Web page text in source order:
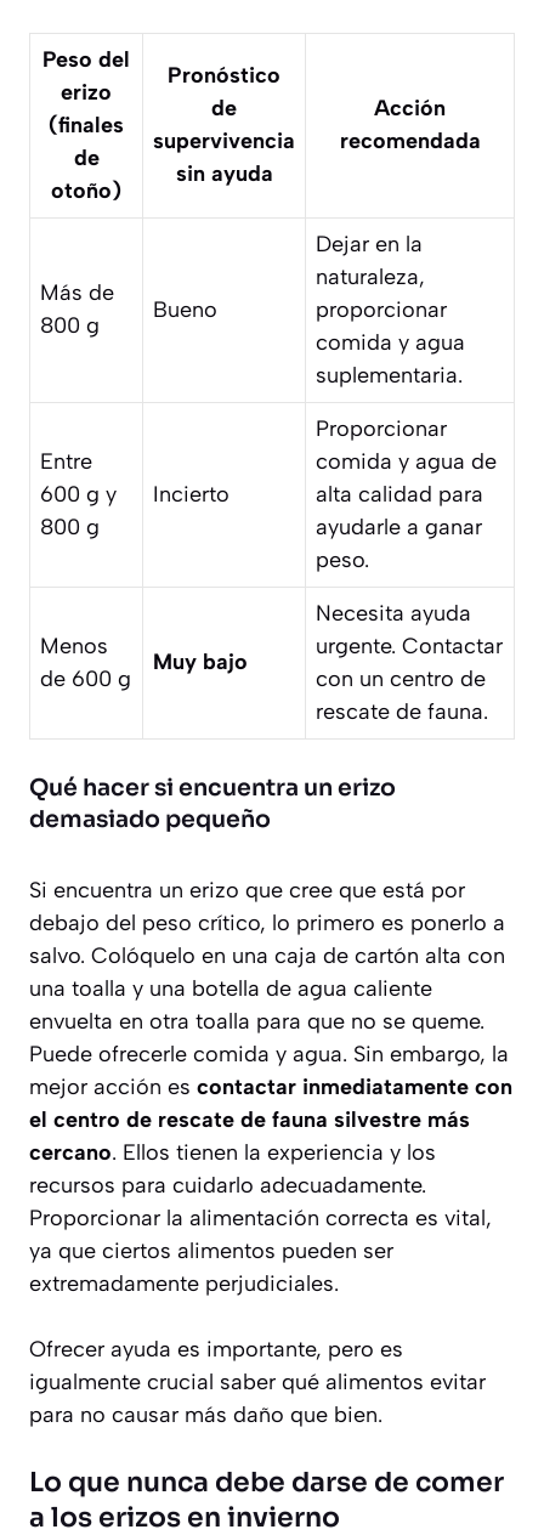
Peso del
erizo
(finales
de
otoño)
Pronóstico
de
supervivencia
sin ayuda
Acción
recomendada
Más de
800 g
Bueno
Dejar en la
naturaleza,
proporcionar
comida y agua
suplementaria.
Entre
600 g y
800 g
Incierto
Proporcionar
comida y agua de
alta calidad para
ayudarle a ganar
peso.
Menos
de 600 g
Muy bajo
Necesita ayuda
urgente. Contactar
con un centro de
rescate de fauna.
Qué hacer si encuentra un erizo
demasiado pequeño
Si encuentra un erizo que cree que está por
debajo del peso crítico, lo primero es ponerlo a
salvo. Colóquelo en una caja de cartón alta con
una toalla y una botella de agua caliente
envuelta en otra toalla para que no se queme.
Puede ofrecerle comida y agua. Sin embargo, la
mejor acción es contactar inmediatamente con
el centro de rescate de fauna silvestre más
cercano. Ellos tienen la experiencia y los
recursos para cuidarlo adecuadamente.
Proporcionar la alimentación correcta es vital,
ya que ciertos alimentos pueden ser
extremadamente perjudiciales.
Ofrecer ayuda es importante, pero es
igualmente crucial saber qué alimentos evitar
para no causar más daño que bien.
Lo que nunca debe darse de comer
a los erizos en invierno